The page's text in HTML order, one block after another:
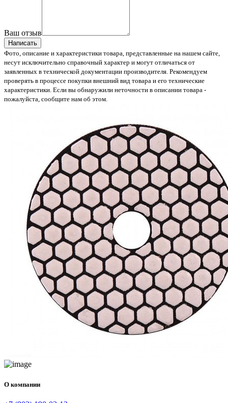
Ваш отзыв
Написать
Фото, описание и характеристики товара, представленные на нашем сайте,
несут исключительно справочный характер и могут отличаться от
заявленных в технической документации производителя. Рекомендуем
проверять в процессе покупки внешний вид товара и его технические
характеристики. Если вы обнаружили неточности в описании товара -
пожалуйста, сообщите нам об этом.
О компании